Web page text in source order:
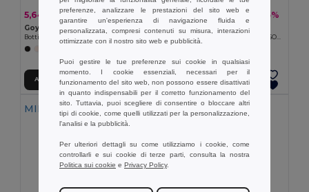
5,64 € 7,39 € -24%
Goya 50019
Aggiungi al carrello
6,48 € -5%
Goya 50048
Aggiungi al carrello
MIN QTY: 10
preferenze, analizzare le prestazioni del sito web e
garantire un'esperienza di navigazione fluida e
personalizzata, compresi contenuti su misura, interazioni
ottimizzate con il nostro sito web e pubblicità.
Puoi gestire le tue preferenze sui cookie in qualsiasi
momento. I cookie essenziali, necessari per il
funzionamento del sito web, non possono essere disattivati
in quanto indispensabili per il corretto funzionamento del
sito. Tuttavia, puoi scegliere di consentire o bloccare altri
tipi di cookie, come quelli utilizzati per la personalizzazione,
l'analisi e la pubblicità.
Per ulteriori dettagli su come utilizziamo i cookie, come
controllarli e sui cookie di terze parti, consulta la nostra
Politica sui cookie e Privacy Policy.